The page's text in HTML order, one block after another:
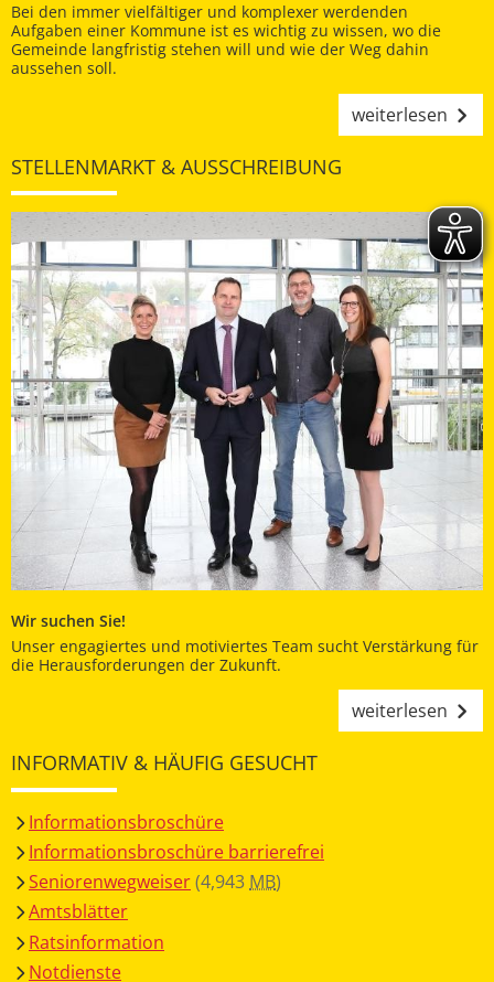
Bei den immer vielfältiger und komplexer werdenden
Aufgaben einer Kommune ist es wichtig zu wissen, wo die
Gemeinde langfristig stehen will und wie der Weg dahin
aussehen soll.
weiterlesen
STELLENMARKT & AUSSCHREIBUNG
Wir suchen Sie!
Unser engagiertes und motiviertes Team sucht Verstärkung für
die Herausforderungen der Zukunft.
weiterlesen
INFORMATIV & HÄUFIG GESUCHT
Informationsbroschüre
Informationsbroschüre barrierefrei
Seniorenwegweiser(4,943 MB)
Amtsblätter
Ratsinformation
Notdienste